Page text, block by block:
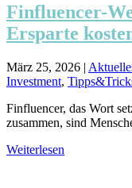
Finfluencer-
Ersparte
März 25, 2026 |
Investment,
Finfluencer, das Wort
zusammen, sind
Weiterlesen